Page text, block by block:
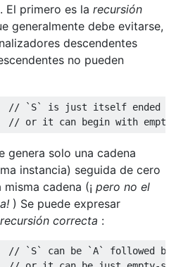
El primero es la recursión
generalmente debe evitarse,
descendentes
no pueden
// `S` is just itself ended
genera solo una cadena
instancia) seguida de cero
misma cadena (¡ pero no el
) Se puede expresar
correcta :
// `S` can be `A` followed by